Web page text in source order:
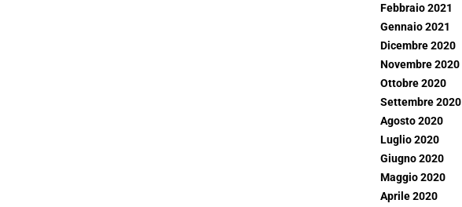
Febbraio 2021
Gennaio 2021
Dicembre 2020
Novembre 2020
Ottobre 2020
Settembre 2020
Agosto 2020
Luglio 2020
Giugno 2020
Maggio 2020
Aprile 2020